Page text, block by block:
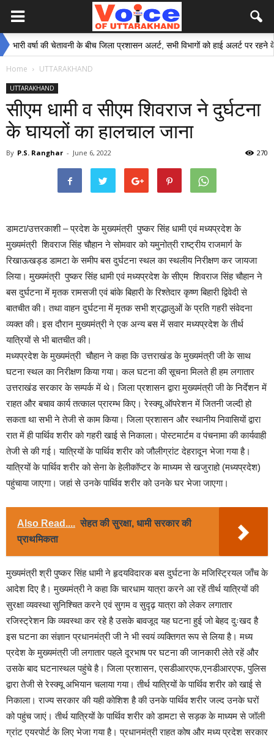
की चेतावनी के बीच जिला प्रशासन अलर्ट, सभी विभागों को हाई अलर्ट पर रहने के निर्देश
Home UTTARAKHAND
UTTARAKHAND
सीएम धामी व सीएम शिवराज ने दुर्घटना
के घायलों का हालचाल जाना
By P.S. Ranghar - June 6, 2022 270
डामटा/उत्तरकाशी – प्रदेश के मुख्यमंत्री पुष्कर सिंह धामी एवं मध्यप्रदेश के
मुख्यमंत्री शिवराज सिंह चौहान ने सोमवार को यमुनोत्री राष्ट्रीय राजमार्ग के
रिखाऊखड्ड डामटा के समीप बस दुर्घटना स्थल का स्थलीय निरीक्षण कर जायजा
लिया। मुख्यमंत्री पुष्कर सिंह धामी एवं मध्यप्रदेश के सीएम शिवराज सिंह चौहान ने
बस दुर्घटना में मृतक रामसजी एवं बांके बिहारी के रिश्तेदार कृष्ण बिहारी द्विवेदी से
बातचीत की। तथा वाहन दुर्घटना में मृतक सभी श्रद्धालुओं के प्रति गहरी संवेदना
व्यक्त की। इस दौरान मुख्यमंत्री ने एक अन्य बस में सवार मध्यप्रदेश के तीर्थ
यात्रियों से भी बातचीत की।
मध्यप्रदेश के मुख्यमंत्री चौहान ने कहा कि उत्तराखंड के मुख्यमंत्री जी के साथ
घटना स्थल का निरीक्षण किया गया। कल घटना की सूचना मिलते ही हम लगातार
उत्तराखंड सरकार के सम्पर्क में थे। जिला प्रशासन द्वारा मुख्यमंत्री जी के निर्देशन में
राहत और बचाव कार्य तत्काल प्रारम्भ किए। रेस्क्यू ऑपरेशन में जितनी जल्दी हो
सकता था सभी ने तेजी से काम किया। जिला प्रशासन और स्थानीय निवासियों द्वारा
रात में ही पार्थिव शरीर को गहरी खाई से निकाला। पोस्टमार्टम व पंचनामा की कार्यवाही
तेजी से की गई। यात्रियों के पार्थिव शरीर को जौलीग्रांट देहरादून भेजा गया है।
यात्रियों के पार्थिव शरीर को सेना के हेलीकॉप्टर के माध्यम से खजुराहो (मध्यप्रदेश)
पहुंचाया जाएगा। जहां से उनके पार्थिव शरीर को उनके घर भेजा जाएगा।
Also Read.... सेहत की सुरक्षा, धामी सरकार की
प्राथमिकता
मुख्यमंत्री श्री पुष्कर सिंह धामी ने हृदयविदारक बस दुर्घटना के मजिस्ट्रियल जाँच के
आदेश दिए है। मुख्यमंत्री ने कहा कि चारधाम यात्रा करने आ रहें तीर्थ यात्रियों की
सुरक्षा व्यवस्था सुनिश्चित करने एवं सुगम व सुदृढ़ यात्रा को लेकर लगातार
रजिस्ट्रेशन कि व्यवस्था कर रहे है उसके बावजूद यह घटना हुई जो बेहद दुःखद है
इस घटना का संज्ञान प्रधानमंत्री जी ने भी स्वयं व्यक्तिगत रूप से लिया है। मध्य
प्रदेश के मुख्यमंत्री जी लगातार पहले दूरभाष पर घटना की जानकारी लेते रहें और
उसके बाद घटनास्थल पहुंचे है। जिला प्रशासन, एसडीआरएफ,एनडीआरएफ, पुलिस
द्वारा तेजी से रेस्क्यू अभियान चलाया गया। तीर्थ यात्रियों के पार्थिव शरीर को खाई से
निकाला। राज्य सरकार की यही कोशिश है की उनके पार्थिव शरीर जल्द उनके घरों
को पहुंच जाएं। तीर्थ यात्रियों के पार्थिव शरीर को डामटा से सड़क के माध्यम से जॉली
ग्रांट एयरपोर्ट के लिए भेजा गया है। प्रधानमंत्री राहत कोष और मध्य प्रदेश सरकार